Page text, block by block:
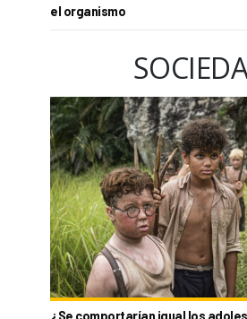
el organismo
¿Se comportarían igual los